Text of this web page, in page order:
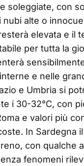
soleggiate, con
nubi alte o
elevata e il
per tutta la
e nelle
e Umbria si
i 30-32°C, con
e valori più
In Sardegna
con qualche
fenomeni